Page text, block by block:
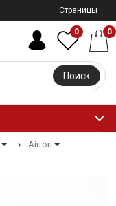
Страницы
Поиск
0 0
Airton